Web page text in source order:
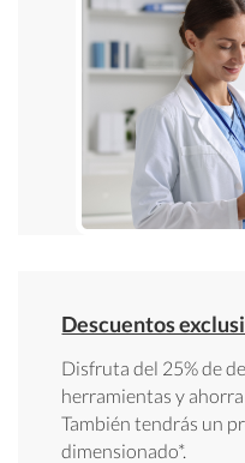
Descuentos
Disfruta del 25% de
herramientas y
También tendrás un
dimensionado*.